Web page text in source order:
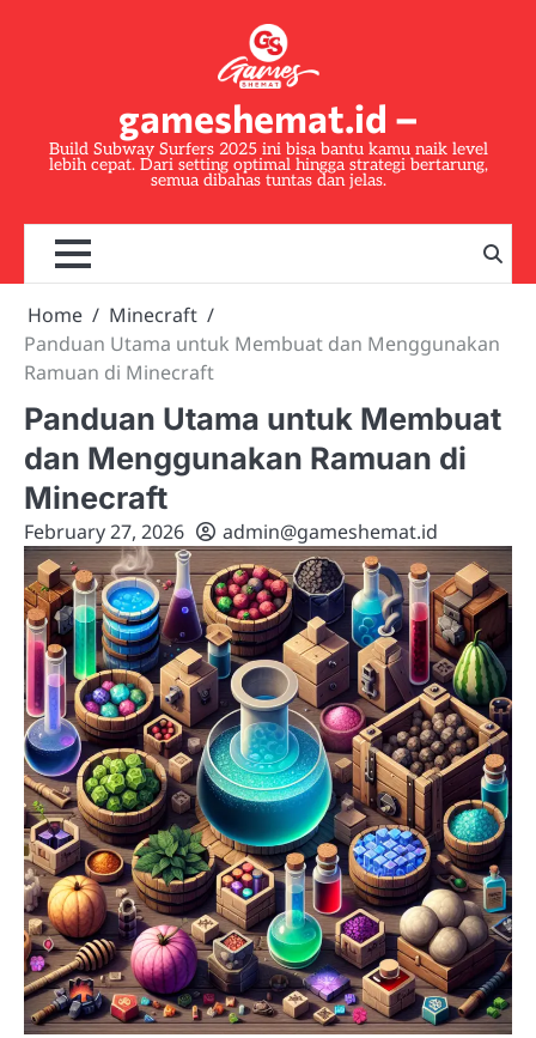
gameshemat.id –
Build Subway Surfers 2025 ini bisa bantu kamu naik level
lebih cepat. Dari setting optimal hingga strategi bertarung,
semua dibahas tuntas dan jelas.
Home
Minecraft
Panduan Utama untuk Membuat dan Menggunakan
Ramuan di Minecraft
Panduan Utama untuk Membuat
dan Menggunakan Ramuan di
Minecraft
February 27, 2026 admin@gameshemat.id